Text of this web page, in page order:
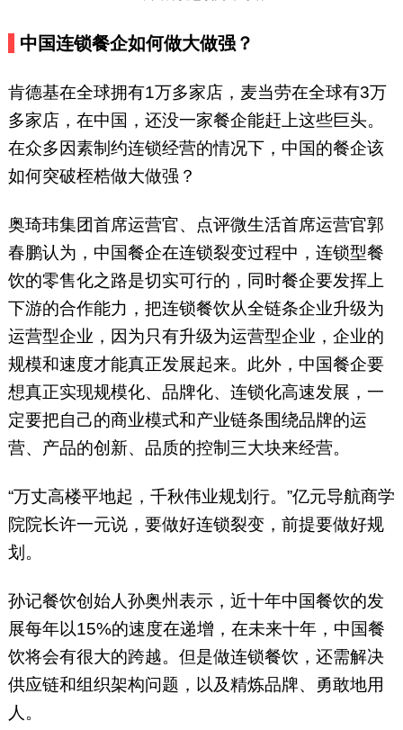
中国连锁餐企如何做大做强？
肯德基在全球拥有1万多家店，麦当劳在全球有3万
多家店，在中国，还没一家餐企能赶上这些巨头。
在众多因素制约连锁经营的情况下，中国的餐企该
如何突破桎梏做大做强？
奥琦玮集团首席运营官、点评微生活首席运营官郭
春鹏认为，中国餐企在连锁裂变过程中，连锁型餐
饮的零售化之路是切实可行的，同时餐企要发挥上
下游的合作能力，把连锁餐饮从全链条企业升级为
运营型企业，因为只有升级为运营型企业，企业的
规模和速度才能真正发展起来。此外，中国餐企要
想真正实现规模化、品牌化、连锁化高速发展，一
定要把自己的商业模式和产业链条围绕品牌的运
营、产品的创新、品质的控制三大块来经营。
“万丈高楼平地起，千秋伟业规划行。”亿元导航商学
院院长许一元说，要做好连锁裂变，前提要做好规
划。
孙记餐饮创始人孙奥州表示，近十年中国餐饮的发
展每年以15%的速度在递增，在未来十年，中国餐
饮将会有很大的跨越。但是做连锁餐饮，还需解决
供应链和组织架构问题，以及精炼品牌、勇敢地用
人。